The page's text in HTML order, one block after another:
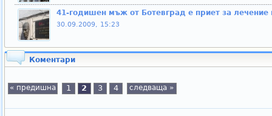
41-годишен мъж от Ботевград е приет за лечение
30.09.2009, 15:23
Коментари
« предишна 1 2 3 4 следваща »